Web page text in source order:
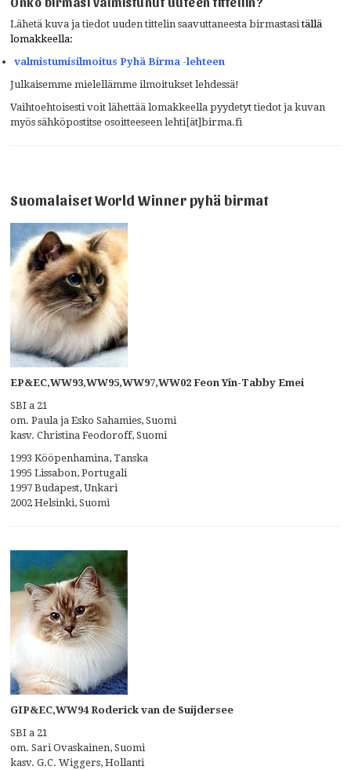
Lähetä kuva ja tiedot uuden tittelin saavuttaneesta birmastasi tällä
lomakkeella:
valmistumisilmoitus Pyhä Birma -lehteen
Julkaisemme mielellämme ilmoitukset lehdessä!
Vaihtoehtoisesti voit lähettää lomakkeella pyydetyt tiedot ja kuvan
myös sähköpostitse osoitteeseen lehti[ät]birma.fi
Suomalaiset World Winner pyhä birmat
EP&EC,WW93,WW95,WW97,WW02 Feon Yin-Tabby Emei
SBI a 21
om. Paula ja Esko Sahamies, Suomi
kasv. Christina Feodoroff, Suomi
1993 Kööpenhamina, Tanska
1995 Lissabon, Portugali
1997 Budapest, Unkari
2002 Helsinki, Suomi
GIP&EC,WW94 Roderick van de Suijdersee
SBI a 21
om. Sari Ovaskainen, Suomi
kasv. G.C. Wiggers, Hollanti